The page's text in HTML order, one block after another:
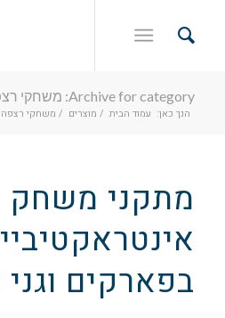
Archive for category: משחקי רצפה
הנך כאן: עמוד הבית / מוצרים / משחקי רצפה
מתקני משחק
בפארקים